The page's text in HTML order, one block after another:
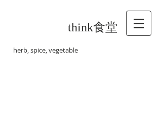
think食堂
herb, spice, vegetable